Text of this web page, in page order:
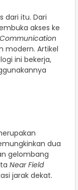
dari itu. Dari
akses ke
modern. Artikel
ini bekerja,
dua
gelombang
Near Field
jarak dekat.